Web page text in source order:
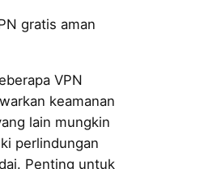
gratis aman
VPN
keamanan
lain mungkin
perlindungan
Penting untuk